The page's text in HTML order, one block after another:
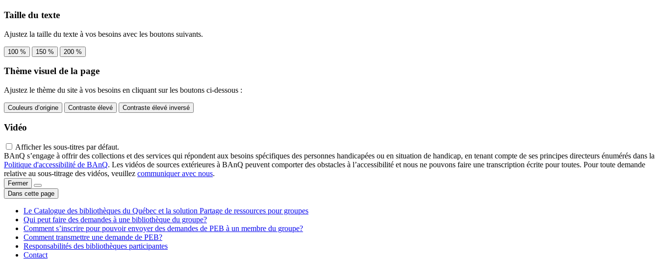
Taille du texte
Ajustez la taille du texte à vos besoins avec les boutons suivants.
100 % 150 % 200 %
Thème visuel de la page
Ajustez le thème du site à vos besoins en cliquant sur les boutons ci-dessous :
Couleurs d’origine Contraste élevé Contraste élevé inversé
Vidéo
Afficher les sous-titres par défaut.
BAnQ s’engage à offrir des collections et des services qui répondent aux besoins spécifiques des personnes handicapées ou en situation de handicap, en tenant compte de ses principes directeurs énumérés dans la
Politique d'accessibilité de BAnQ. Les vidéos de sources extérieures à BAnQ peuvent comporter des obstacles à l’accessibilité et nous ne pouvons faire une transcription écrite pour toutes. Pour toute demande
relative au sous-titrage des vidéos, veuillez communiquer avec nous.
Fermer
Dans cette page
Le Catalogue des bibliothèques du Québec et la solution Partage de ressources pour groupes
Qui peut faire des demandes à une bibliothèque du groupe?
Comment s’inscrire pour pouvoir envoyer des demandes de PEB à un membre du groupe?
Comment transmettre une demande de PEB?
Responsabilités des bibliothèques participantes
Contact